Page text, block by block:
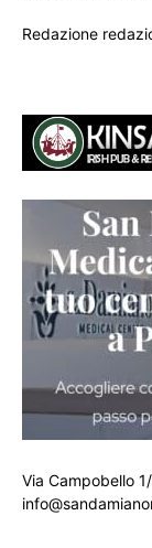
Redazione
Via Campobello